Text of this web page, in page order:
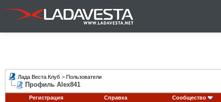
Лада Веста Клуб > Пользователи
Профиль Alex841
Регистрация Справка Сообщество